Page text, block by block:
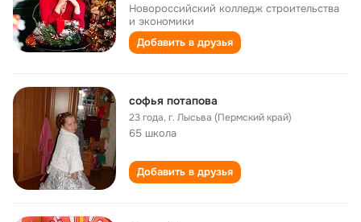
Новороссийский колледж строительства
и экономики
Добавить в друзья
софья потапова
23 года,г. Лысьва (Пермский край)
65 школа
Добавить в друзья